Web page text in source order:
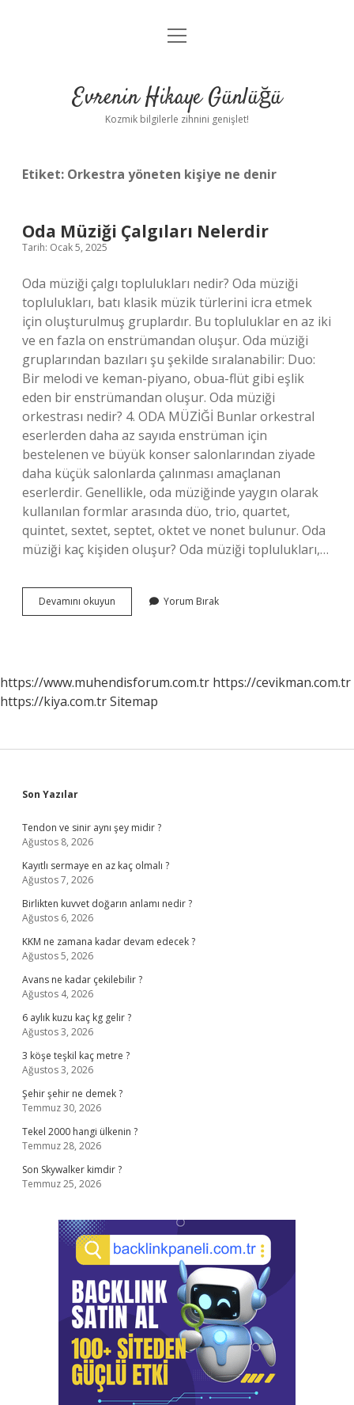
Anasayfa
Yasal Uyarı
menüyü
Evrenin Hikaye Günlüğü
Kozmik bilgilerle zihnini genişlet!
Etiket: Orkestra yöneten kişiye ne denir
Oda Müziği Çalgıları Nelerdir
Tarih: Ocak 5, 2025
Oda müziği çalgı toplulukları nedir? Oda müziği
toplulukları, batı klasik müzik türlerini icra etmek
için oluşturulmuş gruplardır. Bu topluluklar en az iki
ve en fazla on enstrümandan oluşur. Oda müziği
gruplarından bazıları şu şekilde sıralanabilir: Duo:
Bir melodi ve keman-piyano, obua-flüt gibi eşlik
eden bir enstrümandan oluşur. Oda müziği
orkestrası nedir? 4. ODA MÜZİĞİ Bunlar orkestral
eserlerden daha az sayıda enstrüman için
bestelenen ve büyük konser salonlarından ziyade
daha küçük salonlarda çalınması amaçlanan
eserlerdir. Genellikle, oda müziğinde yaygın olarak
kullanılan formlar arasında düo, trio, quartet,
quintet, sextet, septet, oktet ve nonet bulunur. Oda
müziği kaç kişiden oluşur? Oda müziği toplulukları,…
Devamını okuyun
Müziği
Yorum Bırak
https://www.muhendisforum.com.tr https://cevikman.com.tr
https://kiya.com.trSitemap
Sidebar
Son Yazılar
Tendon ve sinir aynı şey midir ?
Ağustos 8, 2026
Kayıtlı sermaye en az kaç olmalı ?
Ağustos 7, 2026
Birlikten kuvvet doğarın anlamı nedir ?
Ağustos 6, 2026
KKM ne zamana kadar devam edecek ?
Ağustos 5, 2026
Avans ne kadar çekilebilir ?
Ağustos 4, 2026
6 aylık kuzu kaç kg gelir ?
Ağustos 3, 2026
3 köşe teşkil kaç metre ?
Ağustos 3, 2026
Şehir şehir ne demek ?
Temmuz 30, 2026
Tekel 2000 hangi ülkenin ?
Temmuz 28, 2026
Son Skywalker kimdir ?
Temmuz 25, 2026